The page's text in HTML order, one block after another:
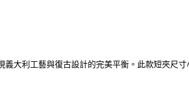
大利工藝與復古設計的完美平衡。此款短夾尺